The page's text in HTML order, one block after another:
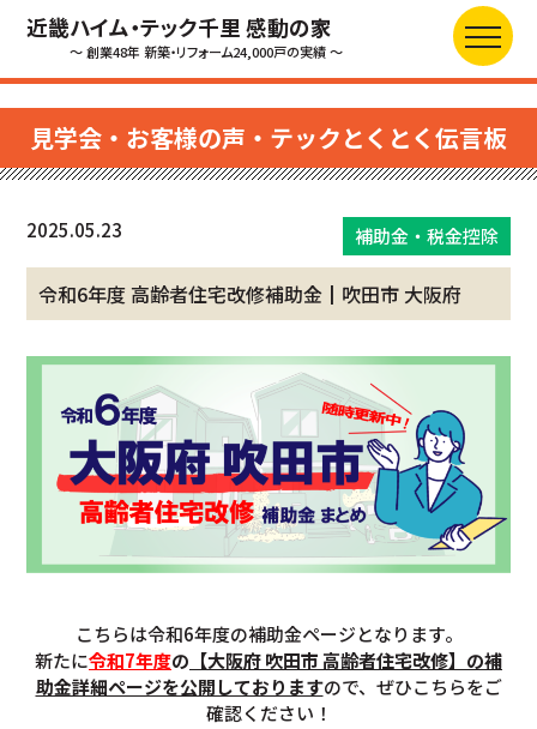
近畿ハイム・テック千里 感動の家
～ 創業48年 新築・リフォーム24,000戸の実績 ～
見学会・お客様の声・テックとくとく伝言板
2025.05.23 補助金・税金控除
令和6年度 高齢者住宅改修補助金┃吹田市 大阪府
こちらは令和6年度の補助金ページとなります。
新たに令和7年度の 【大阪府 吹田市 高齢者住宅改修】の補
助金詳細ページを公開しておりますので、ぜひこちらをご
確認ください！